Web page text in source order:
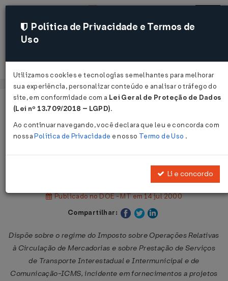
Acessar
Página Inicial
Legislações
Lei Nº 7293 DE 14/07/2000
Publicado no DOE - MT em 14 jul 2000
Compartilhar:
Dispõe sobre o regime do Imposto sobre Operações Relativas
à Circulação de Mercadorias e sobre Prestação de Serviços
de Transporte Interestadual e Intermunicipal e de
Comunicação-ICMS, incidente em fornecimentos a projetos
Política de Privacidade e Termos de
Uso
Utilizamos cookies e tecnologias semelhantes para melhorar
sua experiência, personalizar conteúdo e analisar o tráfego do
site, em conformidade com a Lei Geral de Proteção de Dados
(Lei nº 13.709/2018 – LGPD).
Ao continuar navegando, você declara que leu e concorda com
nossaPolítica de Privacidade e nosso Termo de Uso .
Li e concordo